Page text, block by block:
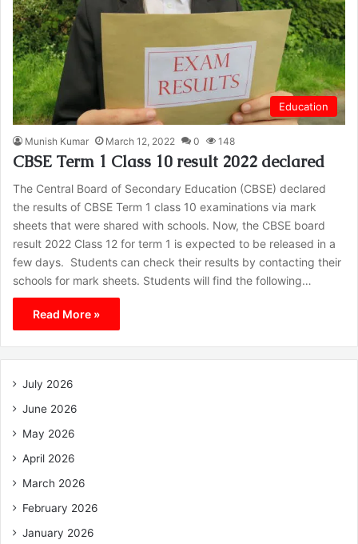
Education
Munish Kumar March 12, 2022 0 148
CBSE Term 1 Class 10 result 2022 declared
The Central Board of Secondary Education (CBSE) declared
the results of CBSE Term 1 class 10 examinations via mark
sheets that were shared with schools. Now, the CBSE board
result 2022 Class 12 for term 1 is expected to be released in a
few days. Students can check their results by contacting their
schools for mark sheets. Students will find the following…
Read More »
July 2026
June 2026
May 2026
April 2026
March 2026
February 2026
January 2026